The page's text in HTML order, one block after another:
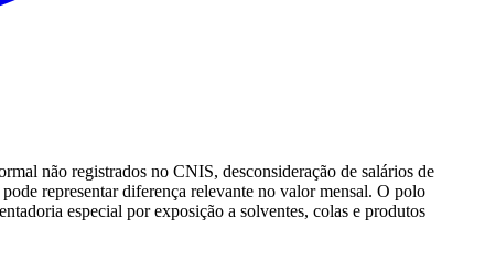
não registrados no CNIS, desconsideração de salários de
representar diferença relevante no valor mensal. O polo
especial por exposição a solventes, colas e produtos